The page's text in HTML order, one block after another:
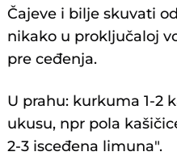
Čajeve i bilje skuvati
nikako u proključaloj
pre ceđenja.
U prahu: kurkuma 1-2
ukusu, npr pola
2-3 isceđena limuna".